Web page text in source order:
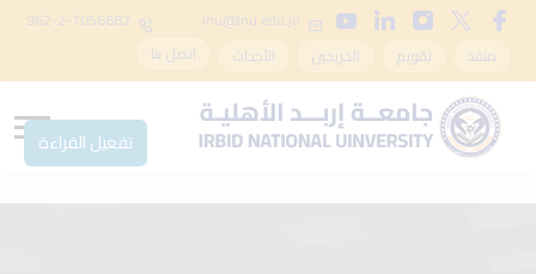
inu@inu.edu.jo
962-2-7056682
منفذ
تقويم الخريجين الأحداث اتصل بنا
تفعيل القراءة